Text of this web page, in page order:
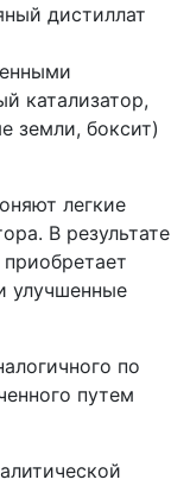
дистиллат
катализатор,
земли, боксит)
легкие
В результате
улучшенные
по
путем